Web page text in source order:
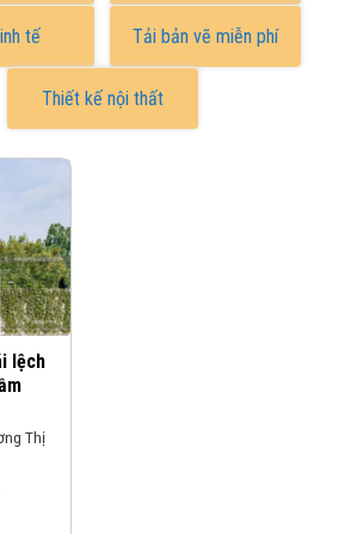
tế Tải bản vẽ miễn phí
Thiết kế nội thất
lệch
Thị